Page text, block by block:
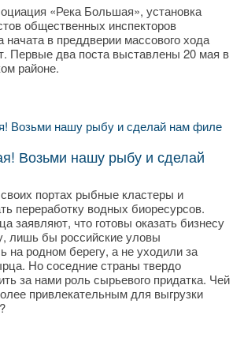
«Река Большая», установка
общественных инспекторов
в преддверии массового хода
Первые два поста выставлены 20 мая в
районе.
Возьми нашу рыбу и сделай
портах рыбные кластеры и
переработку водных биоресурсов.
заявляют, что готовы оказать бизнесу
лишь бы российские уловы
на родном берегу, а не уходили за
Но соседние страны твердо
за нами роль сырьевого придатка. Чей
привлекательным для выгрузки